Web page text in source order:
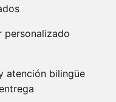
personalizado
atención bilingüe